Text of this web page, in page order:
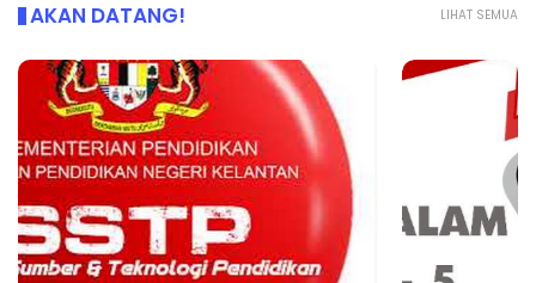
LIHAT SEMUA
AKAN DATANG!